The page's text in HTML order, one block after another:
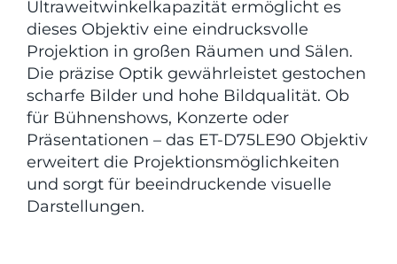
Ultraweitwinkelkapazität ermöglicht es
dieses Objektiv eine eindrucksvolle
Projektion in großen Räumen und Sälen.
Die präzise Optik gewährleistet gestochen
scharfe Bilder und hohe Bildqualität. Ob
für Bühnenshows, Konzerte oder
Präsentationen – das ET-D75LE90 Objektiv
erweitert die Projektionsmöglichkeiten
und sorgt für beeindruckende visuelle
Darstellungen.